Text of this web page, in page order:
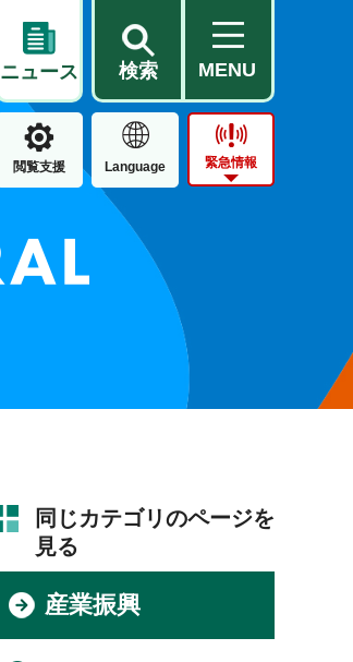
ニュース 検索 MENU
住民票・戸籍 公営住宅
閲覧支援 Language 緊急情報
同じカテゴリのページを
見る
産業振興